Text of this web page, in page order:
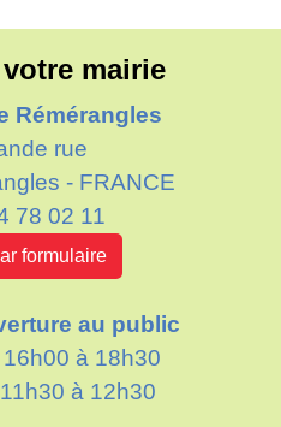
mairie
Rémérangles
rue
- FRANCE
78 02 11
formulaire
au public
à 18h30
à 12h30